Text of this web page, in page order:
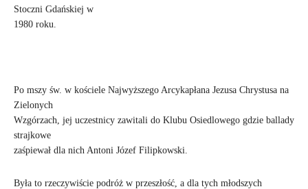
Stoczni Gdańskiej w
1980 roku.
Po mszy św. w kościele Najwyższego Arcykapłana Jezusa Chrystusa na
Zielonych
Wzgórzach, jej uczestnicy zawitali do Klubu Osiedlowego gdzie ballady
strajkowe
zaśpiewał dla nich Antoni Józef Filipkowski.
Była to rzeczywiście podróż w przeszłość, a dla tych młodszych